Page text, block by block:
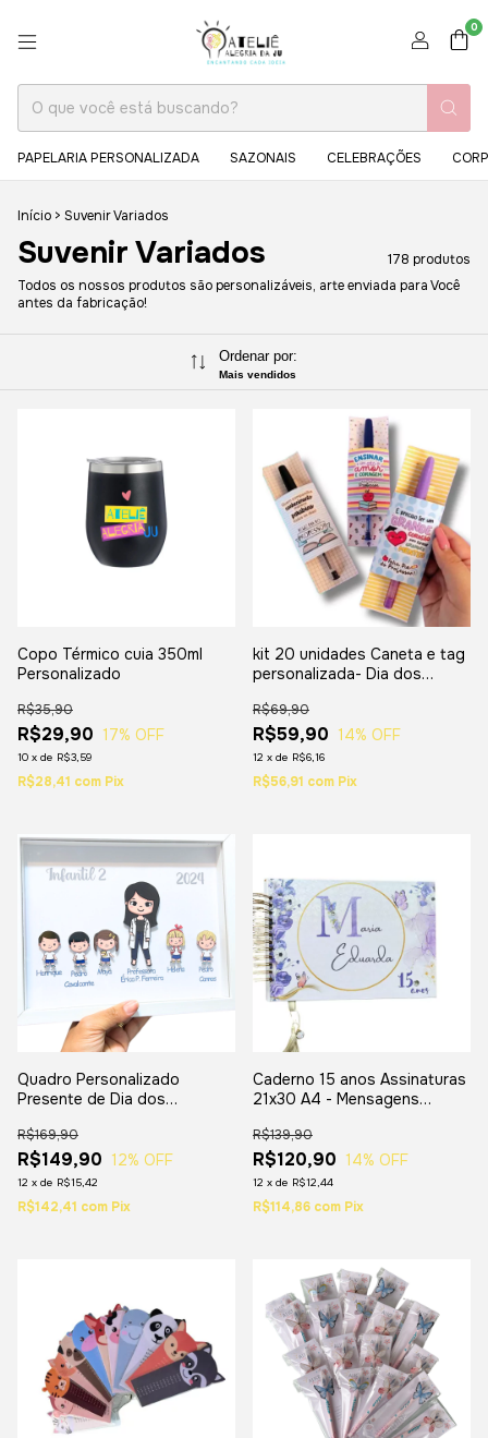
0
PAPELARIA PERSONALIZADA SAZONAIS CELEBRAÇÕES
Início > Suvenir Variados
Suvenir Variados
178 produtos
Todos os nossos produtos são personalizáveis, arte enviada para Você
antes da fabricação!
Ordenar por:
Mais vendidos
Copo Térmico cuia 350ml
Personalizado
R$29,90
R$35,90
17% OFF
10 x de R$3,59
R$28,41 com Pix
kit 20 unidades Caneta e tag
personalizada- Dia dos
R$59,90
R$69,90
14% OFF
12 x de R$6,16
R$56,91 com Pix
Quadro Personalizado
Presente de Dia dos
R$149,90
R$169,90
12% OFF
12 x de R$15,42
R$142,41 com Pix
Caderno 15 anos Assinaturas
21x30 A4 - Mensagens
R$120,90
R$139,90
14% OFF
12 x de R$12,44
R$114,86 com Pix